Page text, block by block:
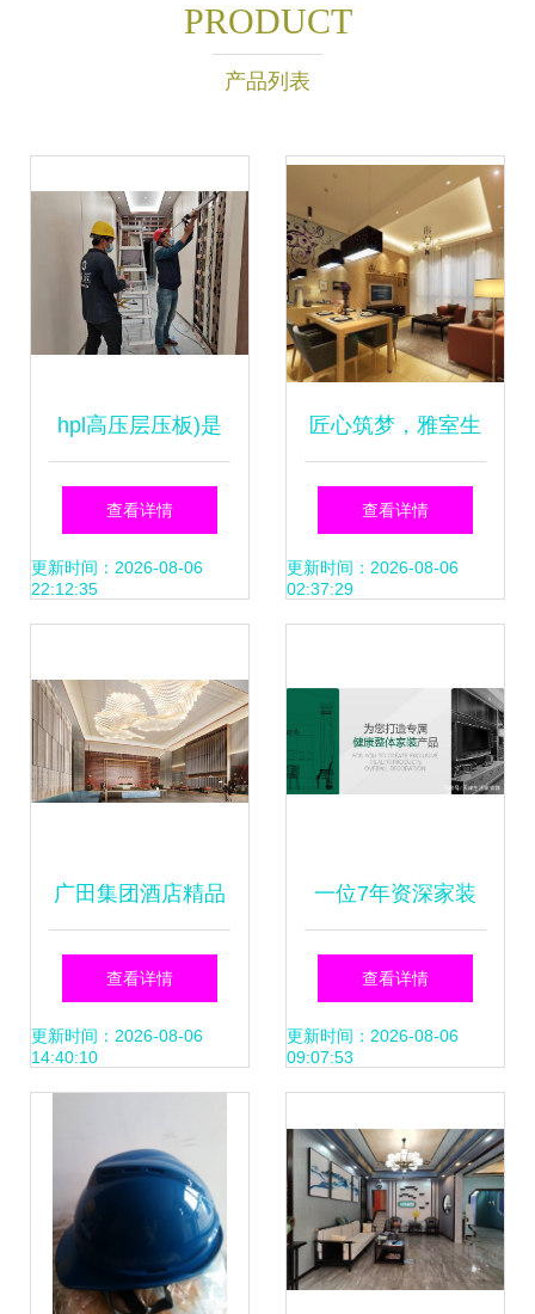
PRODUCT
产品列表
hpl高压层压板)是
一种常用于室内装
饰和建筑材料的板
查看详情
更新时间：2026-08-06
22:12:35
匠心筑梦，雅室生
辉——鼎古装饰餐
厅设计全案解析
查看详情
更新时间：2026-08-06
02:37:29
广田集团酒店精品
解锁国庆假期的室
内装饰艺术之旅
查看详情
更新时间：2026-08-06
14:40:10
一位7年资深家装
人的自白
查看详情
更新时间：2026-08-06
09:07:53